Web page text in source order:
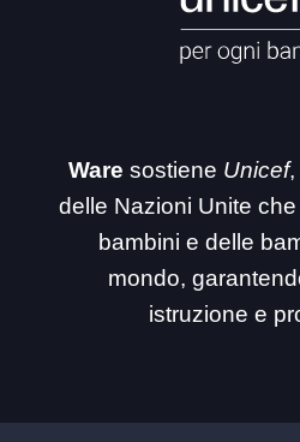
Ware sostiene Unicef,
delle Nazioni Unite
bambini e delle
mondo,
istruzione e